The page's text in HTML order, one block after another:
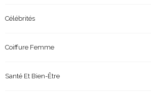
Célébrités
Coiffure Femme
Santé Et Bien-Être